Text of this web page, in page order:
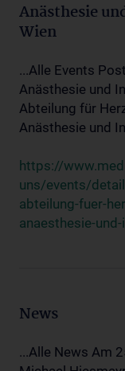
Anästhesie
Wien
...Alle Events
Anästhesie und
Abteilung für
Anästhesie und
https://
uns/events/
abteilung-fuer-
anaesthesie-
News
...Alle News Am